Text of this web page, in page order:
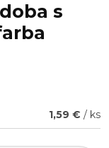
s
1,59 € / ks